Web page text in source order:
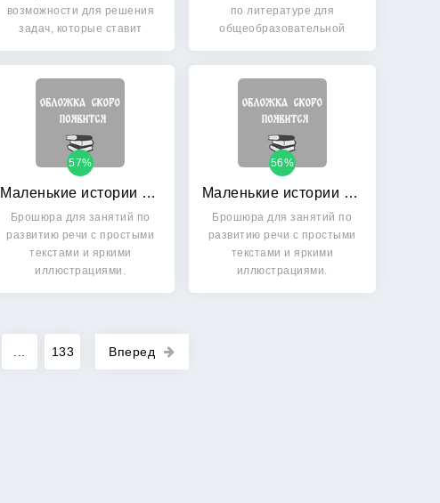
возможности для решения
задач, которые ставит
по литературе для
общеобразовательной
Маленькие истории про Лягушку
57%
Брошюра для занятий по
развитию речи с простыми
текстами и яркими
иллюстрациями.
Маленькие истории про Котенка
56%
Брошюра для занятий по
развитию речи с простыми
текстами и яркими
иллюстрациями.
133 Вперед